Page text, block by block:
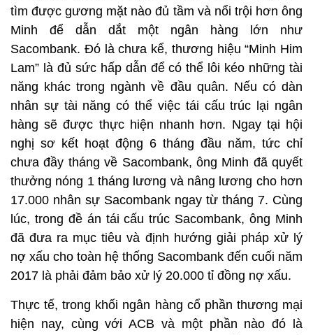
tìm được gương mặt nào đủ tầm và nổi trội hơn ông
Minh để dẫn dắt một ngân hàng lớn như
Sacombank. Đó là chưa kể, thương hiệu “Minh Him
Lam” là đủ sức hấp dẫn để có thể lôi kéo những tài
năng khác trong ngành về đầu quân. Nếu có dàn
nhân sự tài năng có thể việc tái cấu trúc lại ngân
hàng sẽ được thực hiện nhanh hơn. Ngay tại hội
nghị sơ kết hoạt động 6 tháng đầu năm, tức chỉ
chưa đầy tháng về Sacombank, ông Minh đã quyết
thưởng nóng 1 tháng lương và nâng lương cho hơn
17.000 nhân sự Sacombank ngay từ tháng 7. Cùng
lúc, trong đề án tái cấu trúc Sacombank, ông Minh
đã đưa ra mục tiêu và định hướng giải pháp xử lý
nợ xấu cho toàn hệ thống Sacombank đến cuối năm
2017 là phải đảm bảo xử lý 20.000 tỉ đồng nợ xấu.
Thực tế, trong khối ngân hàng cổ phần thương mại
hiện nay, cùng với ACB và một phần nào đó là